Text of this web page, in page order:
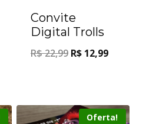
Convite
Digital Trolls
R$22,99 R$ 12,99
Oferta!